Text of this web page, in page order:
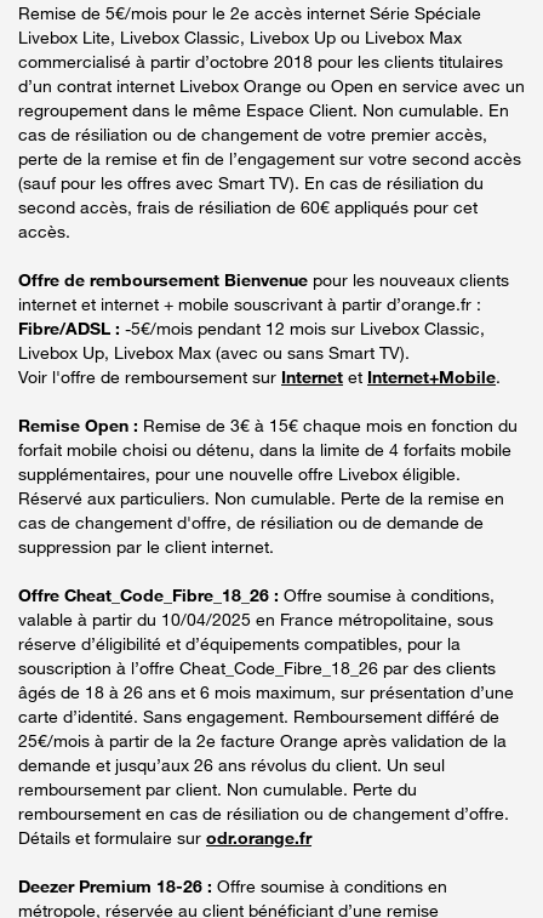
Remise de 5€/mois pour le 2e accès internet Série Spéciale
Livebox Lite, Livebox Classic, Livebox Up ou Livebox Max
commercialisé à partir d’octobre 2018 pour les clients titulaires
d’un contrat internet Livebox Orange ou Open en service avec un
regroupement dans le même Espace Client. Non cumulable. En
cas de résiliation ou de changement de votre premier accès,
perte de la remise et fin de l’engagement sur votre second accès
(sauf pour les offres avec Smart TV). En cas de résiliation du
second accès, frais de résiliation de 60€ appliqués pour cet
accès.
Offre de remboursement Bienvenue pour les nouveaux clients
internet et internet + mobile souscrivant à partir d’orange.fr :
Fibre/ADSL : -5€/mois pendant 12 mois sur Livebox Classic,
Livebox Up, Livebox Max (avec ou sans Smart TV).
Voir l'offre de remboursement sur Internet et Internet+Mobile.
Remise Open : Remise de 3€ à 15€ chaque mois en fonction du
forfait mobile choisi ou détenu, dans la limite de 4 forfaits mobile
supplémentaires, pour une nouvelle offre Livebox éligible.
Réservé aux particuliers. Non cumulable. Perte de la remise en
cas de changement d'offre, de résiliation ou de demande de
suppression par le client internet.
Offre Cheat_Code_Fibre_18_26 : Offre soumise à conditions,
valable à partir du 10/04/2025 en France métropolitaine, sous
réserve d’éligibilité et d’équipements compatibles, pour la
souscription à l’offre Cheat_Code_Fibre_18_26 par des clients
âgés de 18 à 26 ans et 6 mois maximum, sur présentation d’une
carte d’identité. Sans engagement. Remboursement différé de
25€/mois à partir de la 2e facture Orange après validation de la
demande et jusqu’aux 26 ans révolus du client. Un seul
remboursement par client. Non cumulable. Perte du
remboursement en cas de résiliation ou de changement d’offre.
Détails et formulaire sur odr.orange.fr
Deezer Premium 18-26 : Offre soumise à conditions en
métropole, réservée au client bénéficiant d’une remise